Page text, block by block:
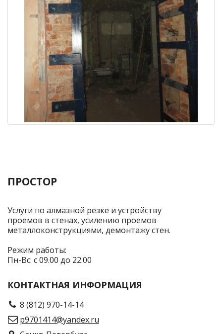
ПРОСТОР
Услуги по алмазной резке и устройству
проемов в стенах, усилению проемов
металлоконструкциями, демонтажу стен.
Режим работы:
Пн-Вс: с 09.00 до 22.00
КОНТАКТНАЯ ИНФОРМАЦИЯ
8 (812) 970-14-14
p9701414@yandex.ru